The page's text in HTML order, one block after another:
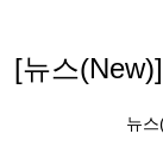
[뉴스(New)]
뉴